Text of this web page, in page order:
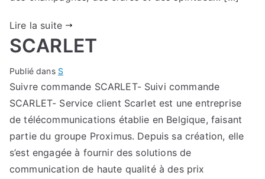
Lire la suite
SCARLET
Publié dans S
Suivre commande SCARLET- Suivi commande
SCARLET- Service client Scarlet est une entreprise
de télécommunications établie en Belgique, faisant
partie du groupe Proximus. Depuis sa création, elle
s’est engagée à fournir des solutions de
communication de haute qualité à des prix